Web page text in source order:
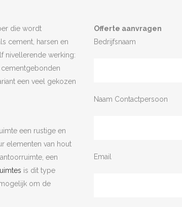
die wordt
cement, harsen en
nivellerende werking:
een veel gekozen
een rustige en
elementen van hout
een
is dit type
om de
Offerte aanvragen
Bedrijfsnaam
Naam Contactpersoon
Email